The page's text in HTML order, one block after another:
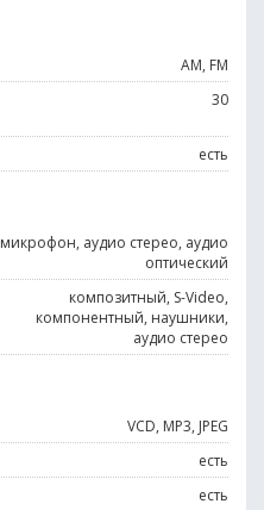
AM, FM
30
есть
микрофон, аудио стерео, аудио
оптический
композитный, S-Video,
компонентный, наушники,
аудио стерео
VCD, MP3, JPEG
есть
есть